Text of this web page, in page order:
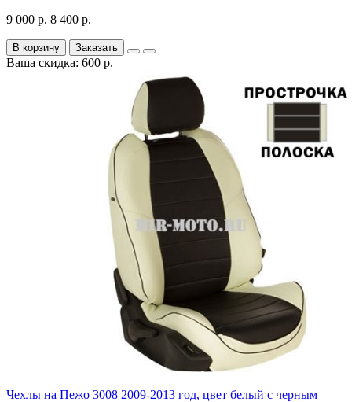
9 000 р. 8 400 р.
В корзину Заказать
Ваша скидка: 600 р.
Чехлы на Пежо 3008 2009-2013 год, цвет белый с черным